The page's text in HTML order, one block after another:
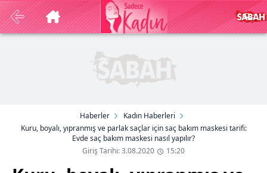
Haberler
Kadın Haberleri
Kuru, boyalı, yıpranmış ve parlak saçlar için saç bakım maskesi tarifi:
Evde saç bakım maskesi nasıl yapılır?
Giriş Tarihi: 3.08.2020
15:20